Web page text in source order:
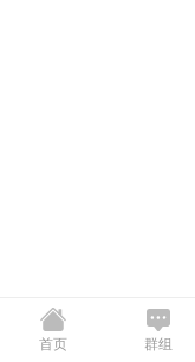
首页 群组